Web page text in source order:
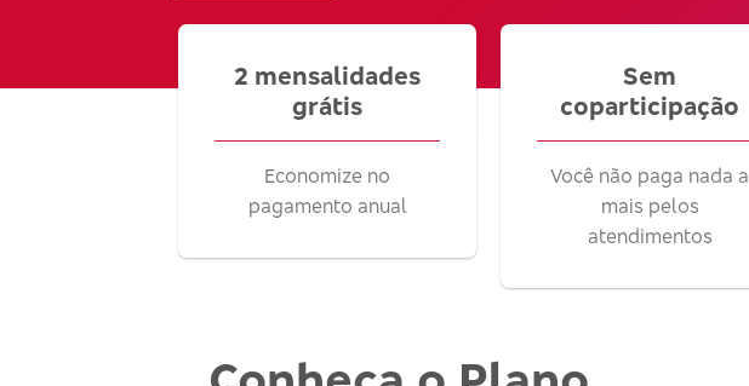
2 mensalidades
grátis
Economize no
pagamento anual
Sem
coparticipação
Você não paga nada a
mais pelos
atendimentos